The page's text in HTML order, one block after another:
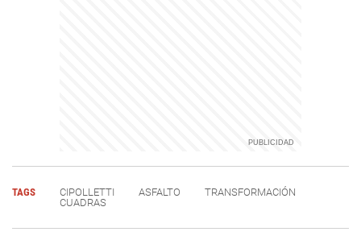
TAGS CIPOLLETTI ASFALTO
TRANSFORMACIÓN
CUADRAS